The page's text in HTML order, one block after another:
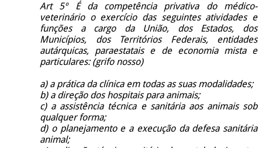
Art 5º É da competência privativa do médico-
veterinário o exercício das seguintes atividades e
funções a cargo da União, dos Estados, dos
Municípios, dos Territórios Federais, entidades
autárquicas, paraestatais e de economia mista e
particulares: (grifo nosso)
a) a prática da clínica em todas as suas modalidades;
b) a direção dos hospitais para animais;
c) a assistência técnica e sanitária aos animais sob
qualquer forma;
d) o planejamento e a execução da defesa sanitária
animal;